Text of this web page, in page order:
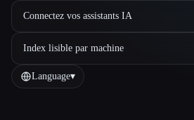
Connectez vos assistants IA
Index lisible par machine
Language▾